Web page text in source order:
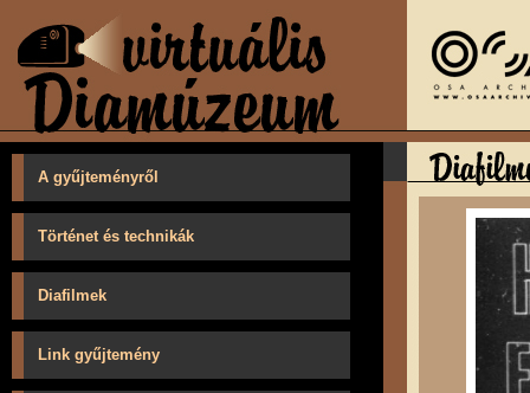
A gyűjteményről
Történet és technikák
Diafilmek
Link gyűjtemény